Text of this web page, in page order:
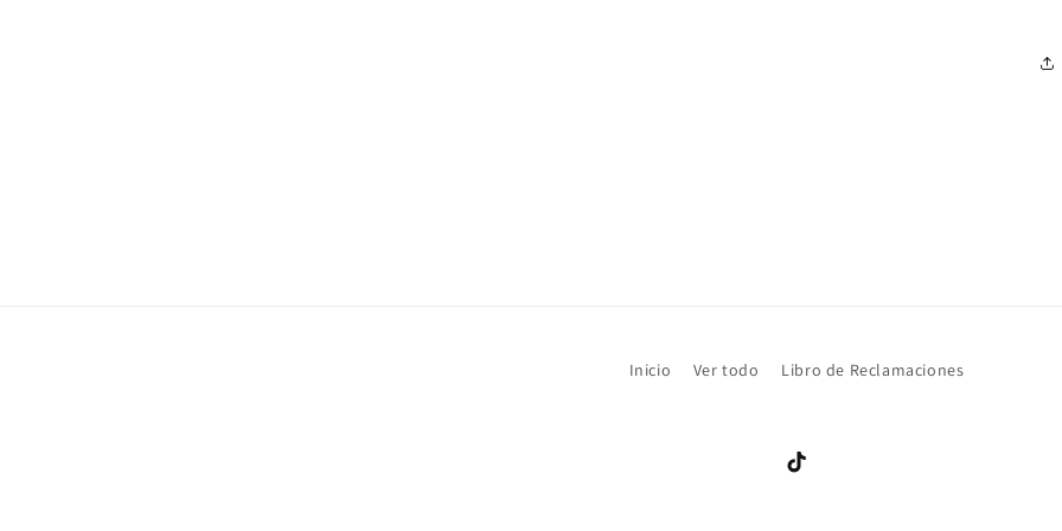
Inicio Ver todo Libro de Reclamaciones
TikTok